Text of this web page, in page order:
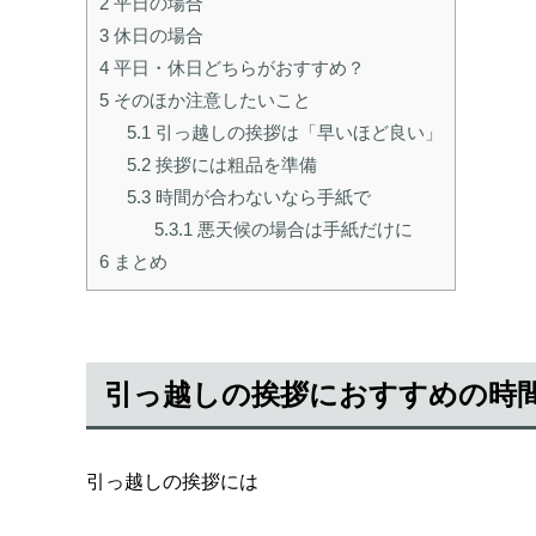
3 休日の場合
4 平日・休日どちらがおすすめ？
5 そのほか注意したいこと
5.1 引っ越しの挨拶は「早いほど良い」
5.2挨拶には粗品を準備
5.3時間が合わないなら手紙で
5.3.1 悪天候の場合は手紙だけに
6 まとめ
引っ越しの挨拶におすすめの時
引っ越しの挨拶には